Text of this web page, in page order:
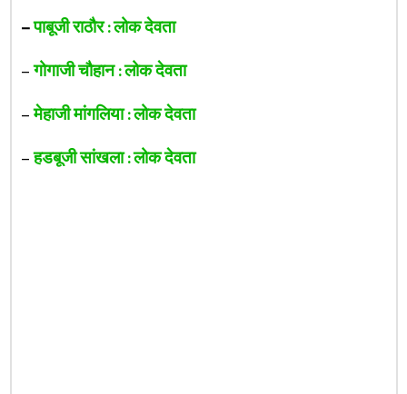
–पाबूजी राठौर : लोक देवता
–गोगाजी चौहान : लोक देवता
–मेहाजी मांगलिया : लोक देवता
–हडबूजी सांखला : लोक देवता